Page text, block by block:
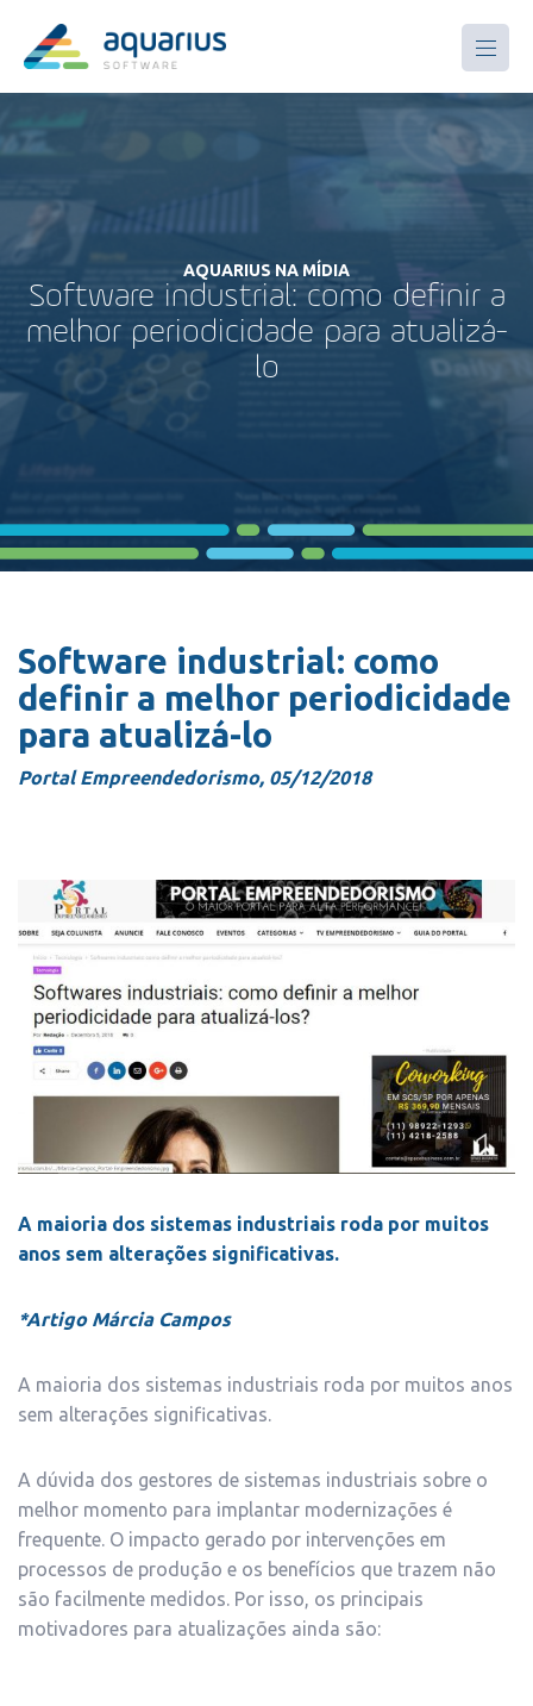
AQUARIUS NA MÍDIA
Software industrial: como definir a
melhor periodicidade para atualizá-
lo
Software industrial: como
definir a melhor periodicidade
para atualizá-lo
Portal Empreendedorismo, 05/12/2018
A maioria dos sistemas industriais roda por muitos
anos sem alterações significativas.
*Artigo Márcia Campos
A maioria dos sistemas industriais roda por muitos anos
sem alterações significativas.
A dúvida dos gestores de sistemas industriais sobre o
melhor momento para implantar modernizações é
frequente. O impacto gerado por intervenções em
processos de produção e os benefícios que trazem não
são facilmente medidos. Por isso, os principais
motivadores para atualizações ainda são: